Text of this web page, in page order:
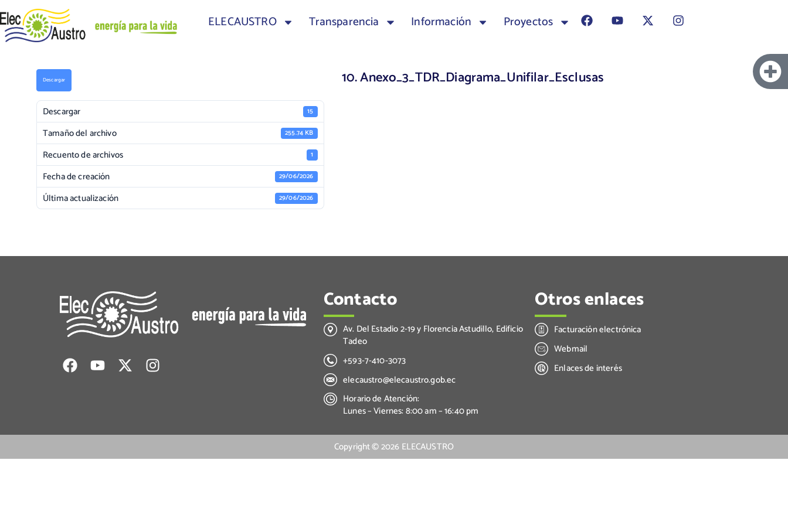
ELECAUSTRO Transparencia Información Proyectos
Descargar
Descargar 15
Tamaño del archivo 255.74 KB
Recuento de archivos 1
Fecha de creación 29/06/2026
Última actualización 29/06/2026
10. Anexo_3_TDR_Diagrama_Unifilar_Esclusas
Contacto
Av. Del Estadio 2-19 y Florencia Astudillo, Edificio
Tadeo
+593-7-410-3073
elecaustro@elecaustro.gob.ec
Horario de Atención:
Lunes – Viernes: 8:00 am – 16:40 pm
Otros enlaces
Facturación electrónica
Webmail
Enlaces de interés
Copyright ©2026 ELECAUSTRO